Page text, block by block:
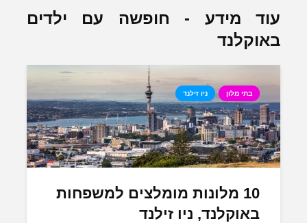
עוד מידע - חופשה עם ילדים
באוקלנד
בתי מלון ניו זילנד
10 מלונות מומלצים למשפחות
באוקלנד, ניו זילנד